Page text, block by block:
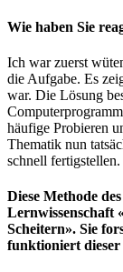
Wie haben Sie
Ich war zuerst
die Aufgabe. Es
war. Die Lösung
häufige Probieren
Thematik nun
schnell fertigstellen.
Diese Methode
Lernwissenschaft
Scheitern». Sie
funktioniert dieser